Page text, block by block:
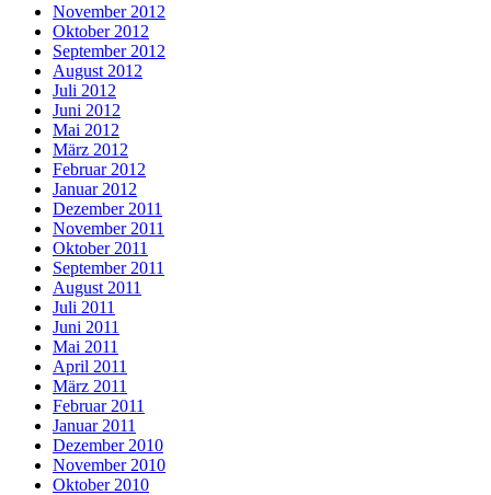
November 2012
Oktober 2012
September 2012
August 2012
Juli 2012
Juni 2012
Mai 2012
März 2012
Februar 2012
Januar 2012
Dezember 2011
November 2011
Oktober 2011
September 2011
August 2011
Juli 2011
Juni 2011
Mai 2011
April 2011
März 2011
Februar 2011
Januar 2011
Dezember 2010
November 2010
Oktober 2010